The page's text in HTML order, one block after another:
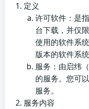
定义
许可软件：是
台下载，并仅
使用的软件系
版本的软件系统
服务：由启纬
的服务。您可
服务。
服务内容